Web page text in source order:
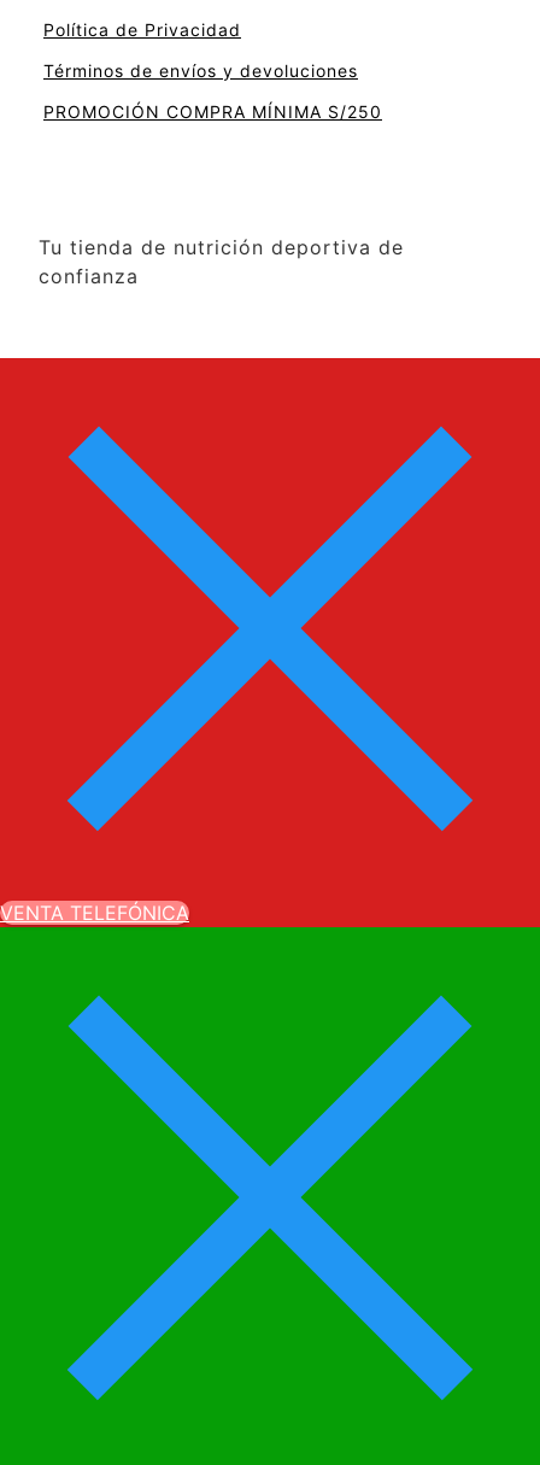
Política de Privacidad
Términos de envíos y devoluciones
PROMOCIÓN COMPRA MÍNIMA S/250
Tu tienda de nutrición deportiva de
confianza
VENTA TELEFÓNICA